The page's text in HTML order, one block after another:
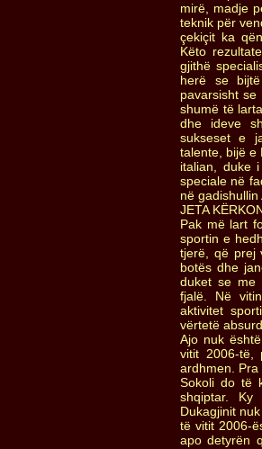
mirë, madje
teknik për
çekiçit ka
Këto
gjithë
herë se
pavarsisht
shumë të
dhe ideve
sukseset e
talente, bijë e
italian, duke
speciale në
në gadishullin
JETA
Pak më lart
sportin e
tjerë, që prej
botës dhe
duket se me
fjalë. Në
aktivitet
vërtetë
Ajo nuk
vitit 2006-
ardhmen.
Sokoli do të
shqiptar.
Dukagjinit
të vitit 2006-
apo detyrën